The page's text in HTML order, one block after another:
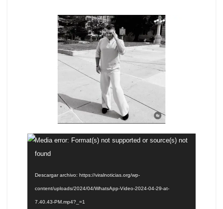
Reproductor
de
Media error: Format(s) not supported or source(s) not
found
Descargar archivo: https://viralnoticias.org/wp-
content/uploads/2024/04/WhatsApp-Video-2024-04-29-at-
7.40.43-PM.mp4?_=1